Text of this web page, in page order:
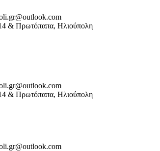
& Πρωτόπαπα, Ηλιούπολη
& Πρωτόπαπα, Ηλιούπολη